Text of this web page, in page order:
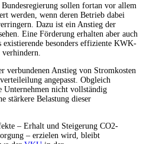
sollen fortan vor allem
werden, wenn deren Betrieb dabei
Dazu ist ein Anstieg der
Eine Förderung erhalten aber auch
besonders effiziente KWK-
verbundenen Anstieg von Stromkosten
angepasst. Obgleich
nicht vollständig
stärkere Belastung dieser
– Erhalt und Steigerung CO2-
– erzielen wird, bleibt